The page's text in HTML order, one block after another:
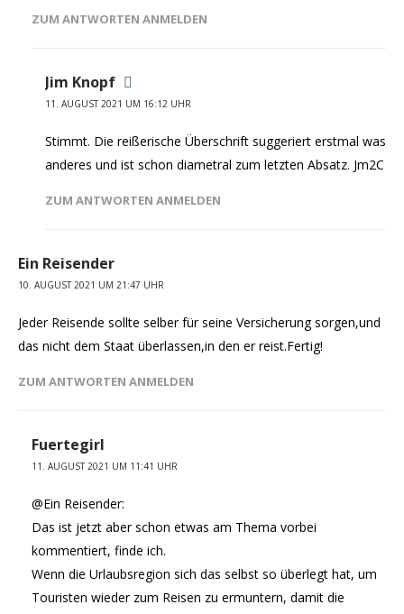
ZUM ANTWORTEN ANMELDEN
Jim Knopf
11. AUGUST 2021 UM 16:12 UHR
Stimmt. Die reißerische Überschrift suggeriert erstmal was
anderes und ist schon diametral zum letzten Absatz. Jm2C
ZUM ANTWORTEN ANMELDEN
Ein Reisender
10. AUGUST 2021 UM 21:47 UHR
Jeder Reisende sollte selber für seine Versicherung sorgen,und
das nicht dem Staat überlassen,in den er reist.Fertig!
ZUM ANTWORTEN ANMELDEN
Fuertegirl
11. AUGUST 2021 UM 11:41 UHR
@Ein Reisender:
Das ist jetzt aber schon etwas am Thema vorbei
kommentiert, finde ich.
Wenn die Urlaubsregion sich das selbst so überlegt hat, um
Touristen wieder zum Reisen zu ermuntern, damit die